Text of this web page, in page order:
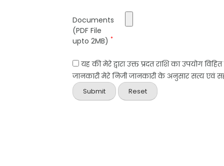
Documents
(PDF File
upto 2MB) *
यह की मेरे द्वारा उक्त प्रदत राशि का उपयोग
जानकारी मेरे निजी जानकारी के अनुसार सत्य एवं